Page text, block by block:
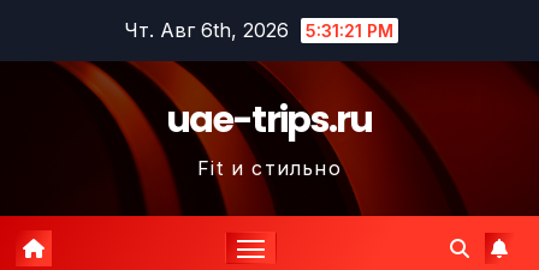
содержимому
Чт. Авг 6th, 2026 5:31:22 PM
uae-trips.ru
Fit и стильно